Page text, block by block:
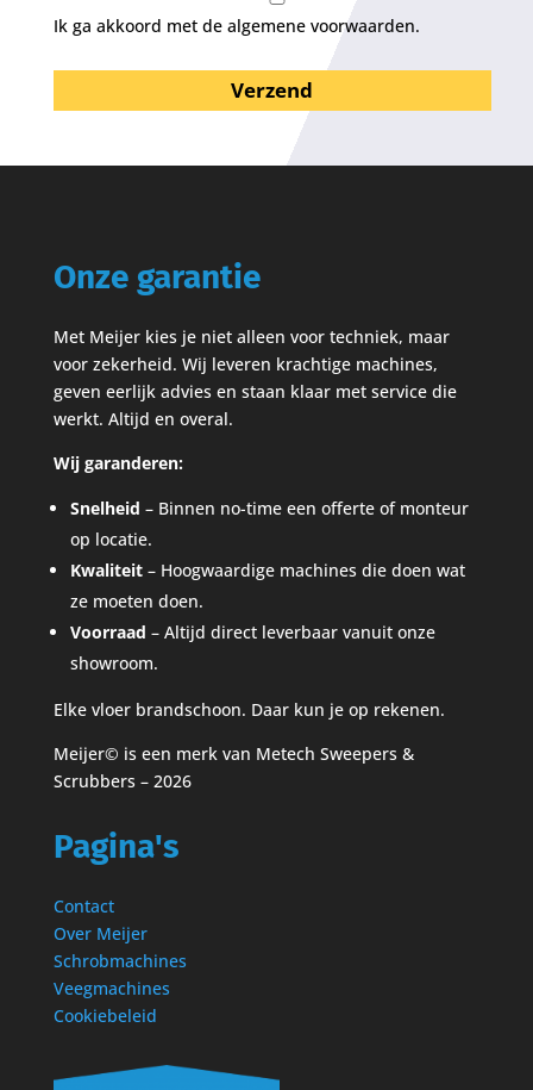
Ik ga akkoord met de algemene voorwaarden.
Onze garantie
Met Meijer kies je niet alleen voor techniek, maar
voor zekerheid. Wij leveren krachtige machines,
geven eerlijk advies en staan klaar met service die
werkt. Altijd en overal.
Wij garanderen:
Snelheid – Binnen no-time een offerte of monteur
op locatie.
Kwaliteit– Hoogwaardige machines die doen wat
ze moeten doen.
Voorraad – Altijd direct leverbaar vanuit onze
showroom.
Elke vloer brandschoon. Daar kun je op rekenen.
Meijer© is een merk van Metech Sweepers &
Scrubbers – 2026
Pagina's
Contact
Over Meijer
Schrobmachines
Veegmachines
Cookiebeleid